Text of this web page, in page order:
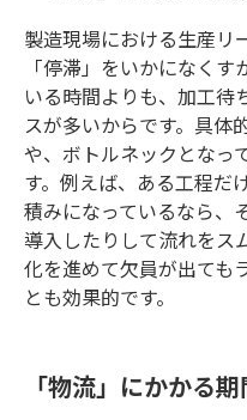
製造現場における生産リ
「停滞」をいかになく
いる時間よりも、加工待
スが多いからです。具体
や、ボトルネックとなっ
す。例えば、ある工程だ
積みになっているなら、
導入したりして流れをス
化を進めて欠員が出ても
とも効果的です。
「物流」にかかる